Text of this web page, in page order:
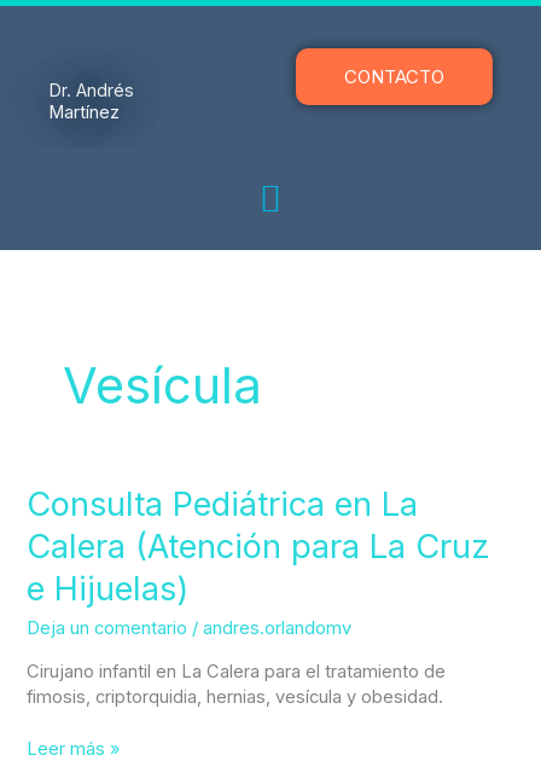
Ir
Dr. Andrés
Martínez
CONTACTO
Vesícula
Consulta Pediátrica en La
Calera (Atención para La Cruz
e Hijuelas)
Deja un comentario /andres.orlandomv
Cirujano infantil en La Calera para el tratamiento de
fimosis, criptorquidia, hernias, vesícula y obesidad.
Consulta
Pediátrica
en
Calera
(Atención
La
Cruz
Hijuelas)
Leer más »